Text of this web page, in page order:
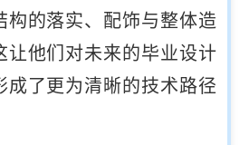
构的落实、配饰与整体造
让他们对未来的毕业设计
成了更为清晰的技术路径